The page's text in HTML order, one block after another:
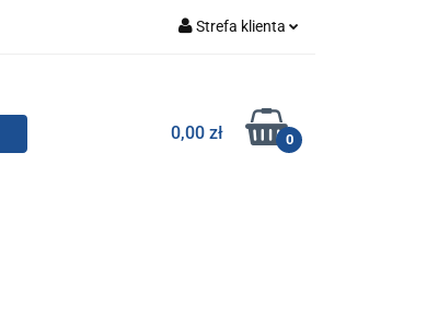
Strefa klienta
Zarejestruj się
Dodaj zgłoszenie
0,00 zł 0